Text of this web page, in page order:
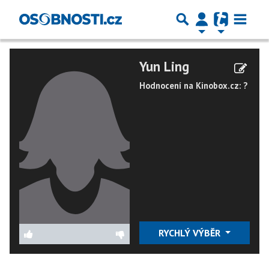
Yun Ling
Hodnocení na Kinobox.cz: ?
RYCHLÝ VÝBĚR